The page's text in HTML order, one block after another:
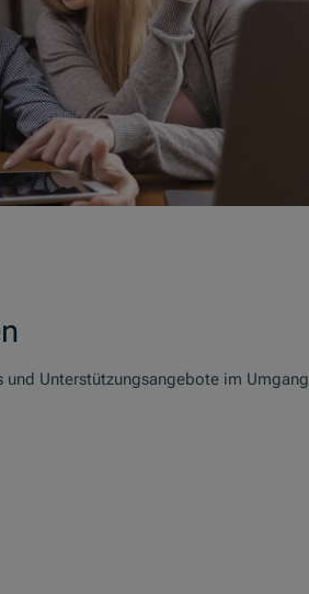
Unterstützungsangebote im Umgang